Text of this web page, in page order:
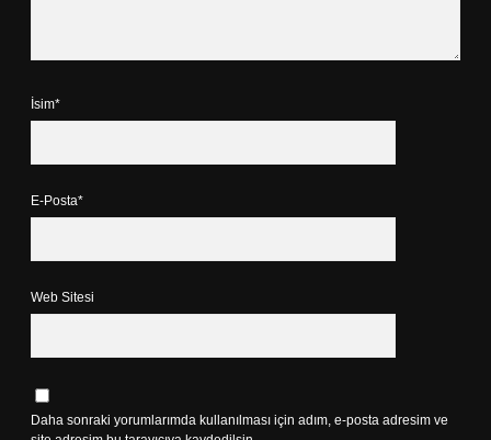
İsim*
E-Posta*
Web Sitesi
Daha sonraki yorumlarımda kullanılması için adım, e-posta adresim ve